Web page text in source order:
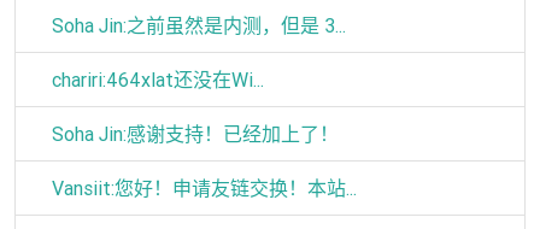
Soha Jin:之前虽然是内测，但是 3...
chariri:464xlat还没在Wi...
Soha Jin:感谢支持！已经加上了！
Vansiit:您好！申请友链交换！本站...